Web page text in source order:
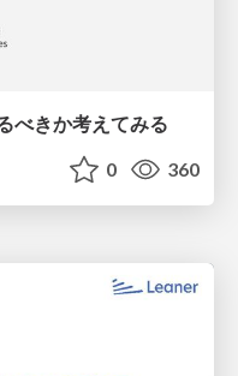
べきか考えてみる
0 360